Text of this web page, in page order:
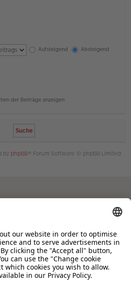
Aufsteigend
Absteigend
der Beiträge anzeigen
by phpBB® Forum Software © phpBB Limited